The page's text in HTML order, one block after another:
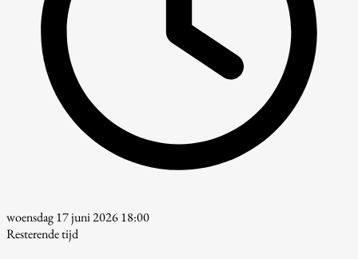
woensdag 17 juni 2026 18:00
Resterende tijd